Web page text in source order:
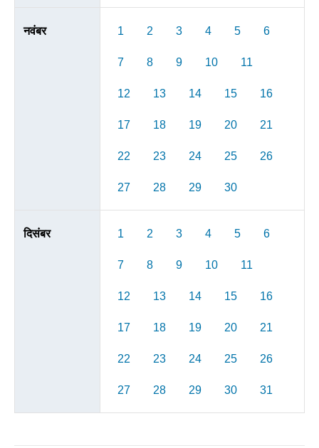
नवंबर 1 2 3 4 5 6
7 8 9 10 11
12 13 14 15 16
17 18 19 20 21
22 23 24 25 26
27 28 29 30
दिसंबर 1 2 3 4 5 6
7 8 9 10 11
12 13 14 15 16
17 18 19 20 21
22 23 24 25 26
27 28 29 30 31